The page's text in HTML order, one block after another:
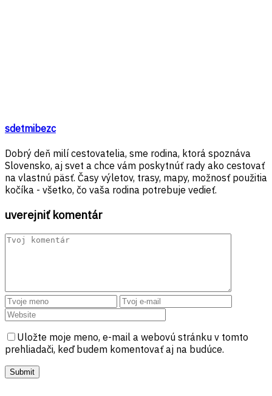
sdetmibezc
Dobrý deň milí cestovatelia, sme rodina, ktorá spoznáva
Slovensko, aj svet a chce vám poskytnúť rady ako cestovať
na vlastnú päsť. Časy výletov, trasy, mapy, možnosť použitia
kočíka - všetko, čo vaša rodina potrebuje vedieť.
uverejniť komentár
Uložte moje meno, e-mail a webovú stránku v tomto
prehliadači, keď budem komentovať aj na budúce.